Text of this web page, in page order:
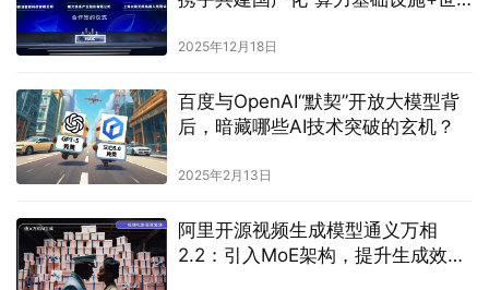
2025年12月18日
百度与OpenAI“默契”开放大模型背
后，暗藏哪些AI技术突破的玄机？
2025年2月13日
阿里开源视频生成模型通义万相
2.2：引入MoE架构，提升生成效率